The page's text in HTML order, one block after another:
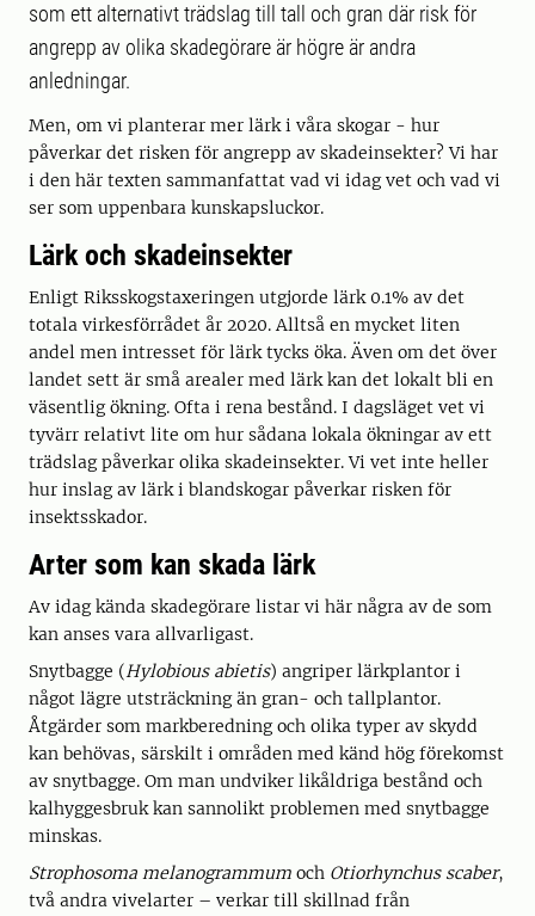
som ett alternativt trädslag till tall och gran där risk för
angrepp av olika skadegörare är högre är andra
anledningar.
Men, om vi planterar mer lärk i våra skogar - hur
påverkar det risken för angrepp av skadeinsekter? Vi har
i den här texten sammanfattat vad vi idag vet och vad vi
ser som uppenbara kunskapsluckor.
Lärk och skadeinsekter
Enligt Riksskogstaxeringen utgjorde lärk 0.1% av det
totala virkesförrådet år 2020. Alltså en mycket liten
andel men intresset för lärk tycks öka. Även om det över
landet sett är små arealer med lärk kan det lokalt bli en
väsentlig ökning. Ofta i rena bestånd. I dagsläget vet vi
tyvärr relativt lite om hur sådana lokala ökningar av ett
trädslag påverkar olika skadeinsekter. Vi vet inte heller
hur inslag av lärk i blandskogar påverkar risken för
insektsskador.
Arter som kan skada lärk
Av idag kända skadegörare listar vi här några av de som
kan anses vara allvarligast.
Snytbagge (Hylobious abietis) angriper lärkplantor i
något lägre utsträckning än gran- och tallplantor.
Åtgärder som markberedning och olika typer av skydd
kan behövas, särskilt i områden med känd hög förekomst
av snytbagge. Om man undviker likåldriga bestånd och
kalhyggesbruk kan sannolikt problemen med snytbagge
minskas.
Strophosoma melanogrammum och Otiorhynchus scaber,
två andra vivelarter – verkar till skillnad från